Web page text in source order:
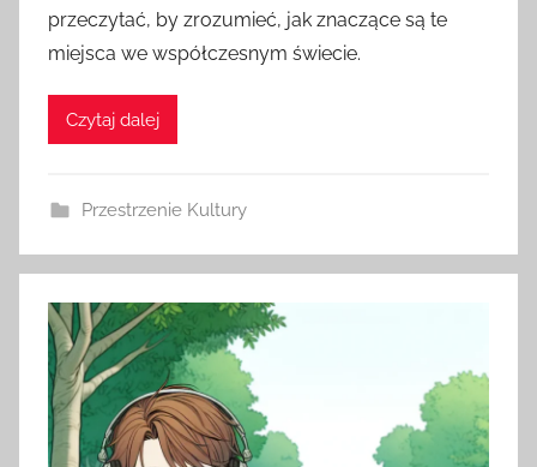
przeczytać, by zrozumieć, jak znaczące są te
miejsca we współczesnym świecie.
Czytaj dalej
Przestrzenie Kultury